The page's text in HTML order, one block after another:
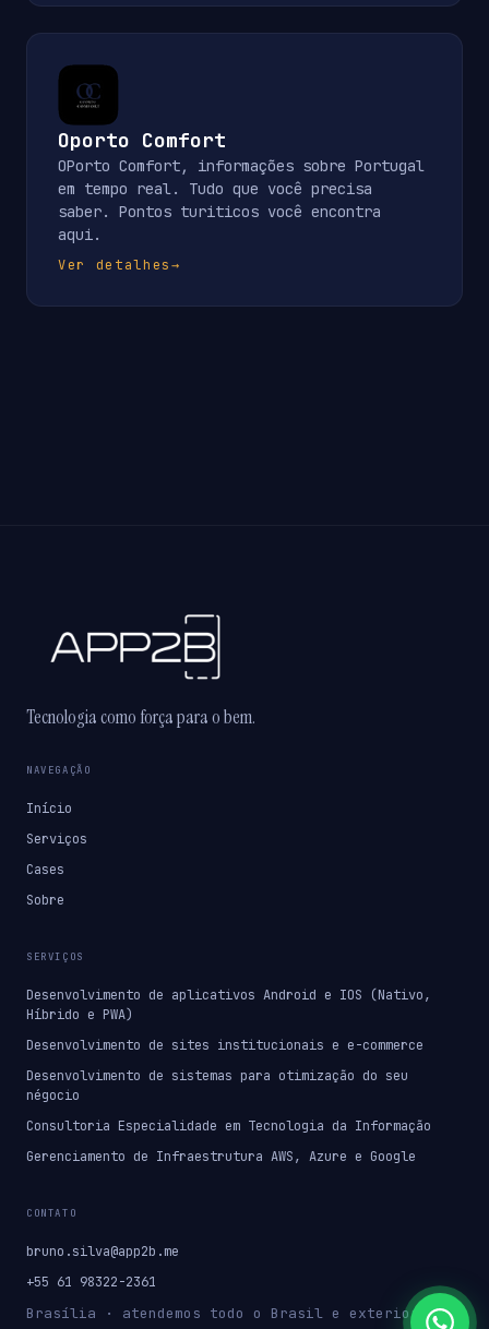
Oporto Comfort
OPorto Comfort, informações sobre Portugal
em tempo real. Tudo que você precisa
saber. Pontos turiticos você encontra
aqui.
Ver detalhes→
Tecnologia como força para o bem.
NAVEGAÇÃO
Início
Serviços
Cases
Sobre
SERVIÇOS
Desenvolvimento de aplicativos Android e IOS (Nativo,
Híbrido e PWA)
Desenvolvimento de sites institucionais e e-commerce
Desenvolvimento de sistemas para otimização do seu
négocio
Consultoria Especialidade em Tecnologia da Informação
Gerenciamento de Infraestrutura AWS, Azure e Google
CONTATO
bruno.silva@app2b.me
+55 61 98322-2361
Brasília · atendemos todo o Brasil e exterior